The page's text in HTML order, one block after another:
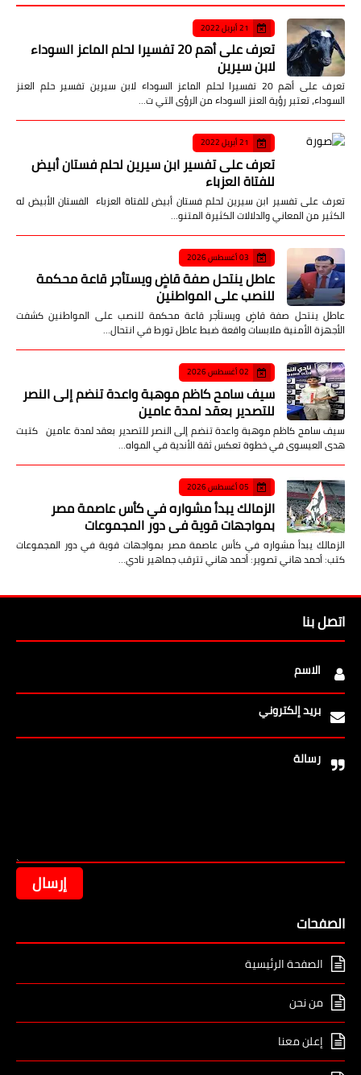
21 أبريل 2022
تعرف على أهم 20 تفسيرا لحلم الماعز السوداء
لابن سيرين
تعرف على أهم 20 تفسيرا لحلم الماعز السوداء لابن سيرين تفسير حلم العنز
السوداء، تعتبر رؤية العنز السوداء من الرؤى التي ت…
21 أبريل 2022
تعرف على تفسير ابن سيرين لحلم فستان أبيض
للفتاة العزباء
تعرف على تفسير ابن سيرين لحلم فستان أبيض للفتاة العزباء الفستان الأبيض له
الكثير من المعاني والدلالات الكثيرة المتنو…
03 أغسطس 2026
عاطل ينتحل صفة قاضٍ ويستأجر قاعة محكمة
للنصب على المواطنين
عاطل ينتحل صفة قاضٍ ويستأجر قاعة محكمة للنصب على المواطنين كشفت
الأجهزة الأمنية ملابسات واقعة ضبط عاطل تورط في انتحال…
02 أغسطس 2026
سيف سامح كاظم موهبة واعدة تنضم إلى النصر
للتصدير بعقد لمدة عامين
سيف سامح كاظم موهبة واعدة تنضم إلى النصر للتصدير بعقد لمدة عامين كتبت
هدى العيسوى في خطوة تعكس ثقة الأندية في المواه…
05 أغسطس 2026
الزمالك يبدأ مشواره في كأس عاصمة مصر
بمواجهات قوية في دور المجموعات
الزمالك يبدأ مشواره في كأس عاصمة مصر بمواجهات قوية في دور المجموعات
كتب: أحمد هاني تصوير: أحمد هاني تترقب جماهير نادي…
اتصل بنا
الاسم
بريد إلكتروني
رسالة
الصفحات
الصفحة الرئيسية
من نحن
إعلن معنا